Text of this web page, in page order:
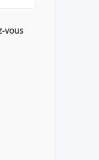
vous